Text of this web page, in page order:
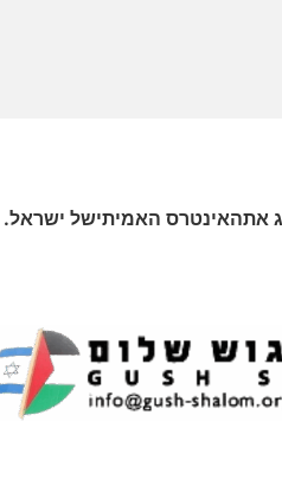
אתהאינטרס האמיתישל ישראל.